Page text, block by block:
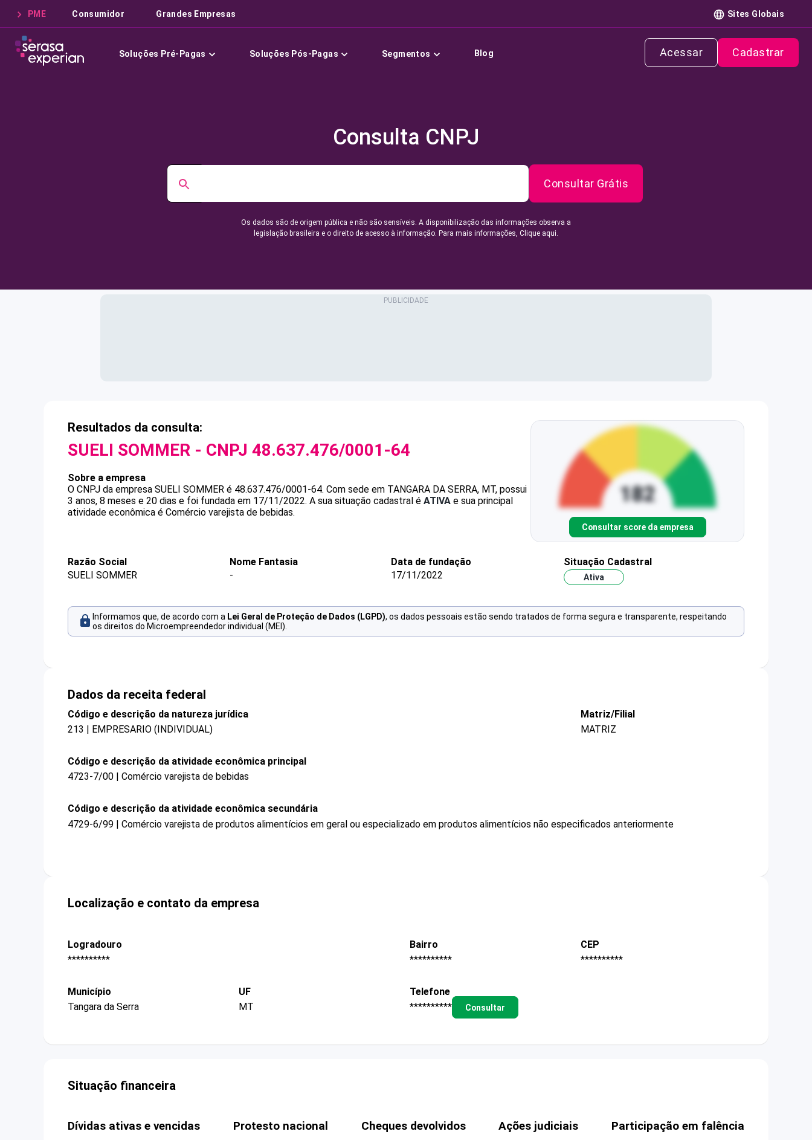
PME Consumidor Grandes Empresas Sites Globais
Soluções Pré-Pagas Soluções Pós-Pagas Segmentos Blog Acessar Cadastrar
Consulta CNPJ
Consultar Grátis
Os dados são de origem pública e não são sensíveis. A disponibilização das informações observa a
legislação brasileira e o direito de acesso à informação. Para mais informações, Clique aqui.
Resultados da consulta:
SUELI SOMMER - CNPJ 48.637.476/0001-64
Sobre a empresa
O CNPJ da empresa SUELI SOMMER é 48.637.476/0001-64. Com sede em TANGARA DA SERRA, MT, possui
3 anos, 8 meses e 20 dias e foi fundada em 17/11/2022. A sua situação cadastral é ATIVA e sua principal
atividade econômica é Comércio varejista de bebidas.
Consultar score da empresa
Razão Social
SUELI SOMMER
Nome Fantasia
-
Data de fundação
17/11/2022
Situação Cadastral
Ativa
Informamos que, de acordo com a Lei Geral de Proteção de Dados (LGPD), os dados pessoais estão sendo tratados de forma segura e transparente, respeitando
os direitos do Microempreendedor individual (MEI).
Dados da receita federal
Código e descrição da natureza jurídica
213 | EMPRESARIO (INDIVIDUAL)
Matriz/Filial
MATRIZ
Código e descrição da atividade econômica principal
4723-7/00 | Comércio varejista de bebidas
Código e descrição da atividade econômica secundária
4729-6/99 | Comércio varejista de produtos alimentícios em geral ou especializado em produtos alimentícios não especificados anteriormente
Localização e contato da empresa
Logradouro
**********
Bairro
**********
CEP
**********
Município
Tangara da Serra
UF
MT
Telefone
**********
Consultar
Situação financeira
Dívidas ativas e vencidas Protesto nacional Cheques devolvidos Ações judiciais Participação em falência